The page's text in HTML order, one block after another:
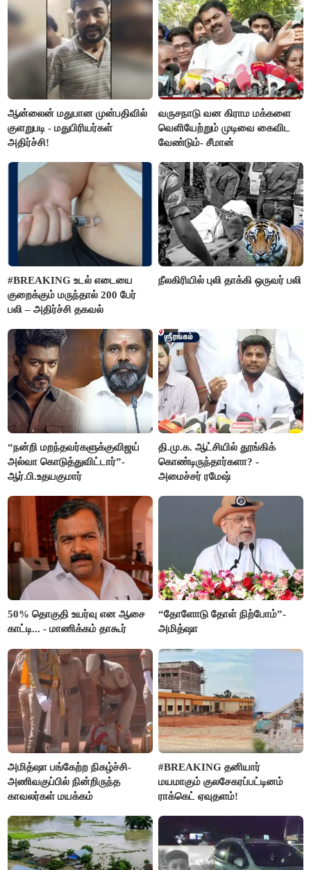
ஆன்லைன் மதுபான முன்பதிவில்
குளறுபடி - மதுபிரியர்கள்
அதிர்ச்சி!
வருசநாடு வன கிராம மக்களை
வெளியேற்றும் முடிவை கைவிட
வேண்டும்- சீமான்
#BREAKING உடல் எடையை
குறைக்கும் மருந்தால் 200 பேர்
பலி – அதிர்ச்சி தகவல்
நீலகிரியில் புலி தாக்கி ஒருவர் பலி
“நன்றி மறந்தவர்களுக்குவிஜய்
அல்வா கொடுத்துவிட்டார்”-
ஆர்.பி.உதயகுமார்
தி.மு.க. ஆட்சியில் தூங்கிக்
கொண்டிருந்தார்களா? -
அமைச்சர் ரமேஷ்
50% தொகுதி உயர்வு என ஆசை
காட்டி... - மாணிக்கம் தாகூர்
“தோளோடு தோள் நிற்போம்”-
அமித்ஷா
அமித்ஷா பங்கேற்ற நிகழ்ச்சி-
அணிவகுப்பில் நின்றிருந்த
காவலர்கள் மயக்கம்
#BREAKING தனியார்
மயமாகும் குலசேகரப்பட்டினம்
ராக்கெட் ஏவுதளம்!